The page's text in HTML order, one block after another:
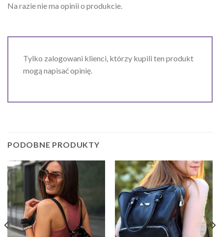
Na razie nie ma opinii o produkcie.
Tylko zalogowani klienci, którzy kupili ten produkt
mogą napisać opinię.
PODOBNE PRODUKTY